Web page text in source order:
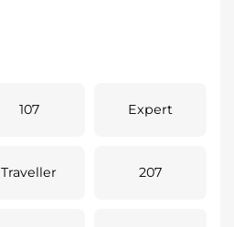
107 Expert
Traveller 207